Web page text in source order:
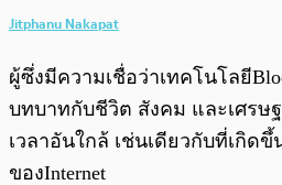
Jitphanu Nakapat
ผู้ซึ่งมีความเชื่อว่าเทคโนโลยี
บทบาทกับชีวิต สังคม และเศรษ
เวลาอันใกล้ เช่นเดียวกับที่เกิด
ของInternet